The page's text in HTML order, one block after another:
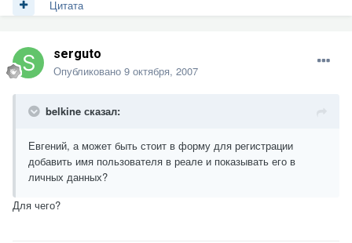
Цитата
serguto
Опубликовано 9 октября, 2007
belkine сказал:
Евгений, а может быть стоит в форму для регистрации
добавить имя пользователя в реале и показывать его в
личных данных?
Для чего?